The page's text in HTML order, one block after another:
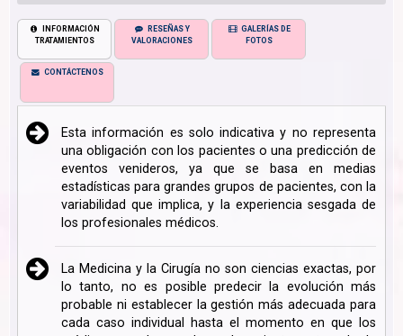
INFORMACIÓN
TRATAMIENTOS
RESEÑAS Y
VALORACIONES
GALERÍAS DE
FOTOS
CONTÁCTENOS
Esta información es solo indicativa y no representa
una obligación con los pacientes o una predicción de
eventos venideros, ya que se basa en medias
estadísticas para grandes grupos de pacientes, con la
variabilidad que implica, y la experiencia sesgada de
los profesionales médicos.
La Medicina y la Cirugía no son ciencias exactas, por
lo tanto, no es posible predecir la evolución más
probable ni establecer la gestión más adecuada para
cada caso individual hasta el momento en que los